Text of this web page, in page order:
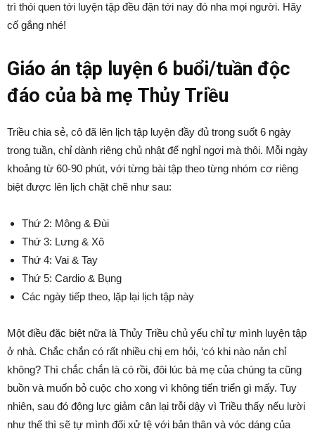
trì thói quen tới luyện tập đều đặn tới nay đó nha mọi người. Hãy
cố gắng nhé!
Giáo án tập luyện 6 buổi/tuần độc
đáo của bà mẹ Thủy Triều
Triều chia sẻ, cô đã lên lịch tập luyện đầy đủ trong suốt 6 ngày
trong tuần, chỉ dành riêng chủ nhật để nghỉ ngơi mà thôi. Mỗi ngày
khoảng từ 60-90 phút, với từng bài tập theo từng nhóm cơ riêng
biệt được lên lịch chặt chẽ như sau:
Thứ 2: Mông & Đùi
Thứ 3: Lưng & Xô
Thứ 4: Vai & Tay
Thứ 5: Cardio & Bụng
Các ngày tiếp theo, lặp lại lịch tập này
Một điều đặc biệt nữa là Thủy Triều chủ yếu chỉ tự mình luyện tập
ở nhà. Chắc chắn có rất nhiều chị em hỏi, ‘có khi nào nản chỉ
không? Thì chắc chắn là có rồi, đôi lúc bà mẹ của chúng ta cũng
buồn và muốn bỏ cuộc cho xong vì không tiến triển gì mấy. Tuy
nhiên, sau đó động lực giảm cân lại trỗi dậy vì Triều thấy nếu lười
như thế thì sẽ tự mình đối xử tệ với bản thân và vóc dáng của